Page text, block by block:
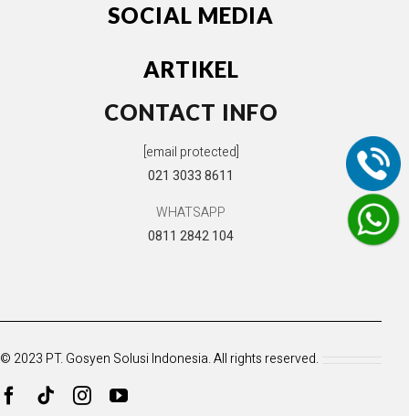
SOCIAL MEDIA
ARTIKEL
CONTACT INFO
[email protected]
021 3033 8611
WHATSAPP
0811 2842 104
© 2023 PT. Gosyen Solusi Indonesia. All rights reserved.